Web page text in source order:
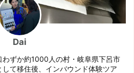
Dai
ずか約1000人の村・岐阜県下呂市
て移住後、インバウンド体験ツア